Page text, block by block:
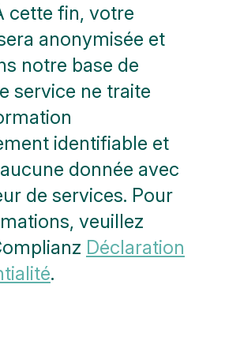
cette fin, votre
anonymisée et
notre base de
service ne traite
identifiable et
donnée avec
de services. Pour
veuillez
Déclaration
.